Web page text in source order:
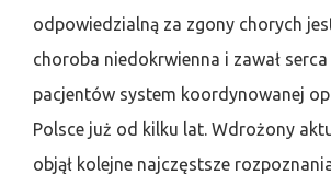
odpowiedzialną za zgony chorych
choroba niedokrwienna i zawał
pacjentów system koordynowanej
Polsce już od kilku lat. Wdrożony
objął kolejne najczęstsze